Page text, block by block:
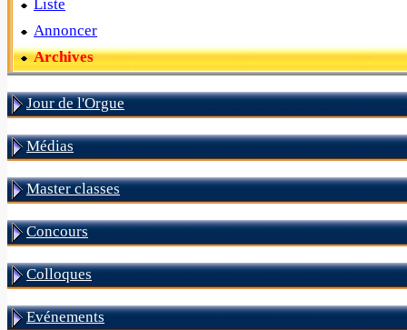
Liste
Annoncer
Archives
Jour de l'Orgue
Médias
Master classes
Concours
Colloques
Evénements